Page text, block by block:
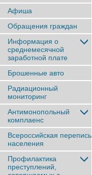
Афиша
Обращения граждан
Информация о
среднемесячной
заработной плате
Брошенные авто
Радиационный
мониторинг
Антимонопольный
комплаенс
Всероссийская перепись
населения
Профилактика
преступлений,